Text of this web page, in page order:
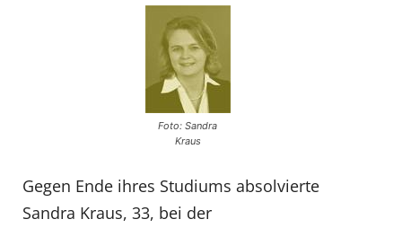
Foto: Sandra
Kraus
Gegen Ende ihres Studiums absolvierte
Sandra Kraus, 33, bei der